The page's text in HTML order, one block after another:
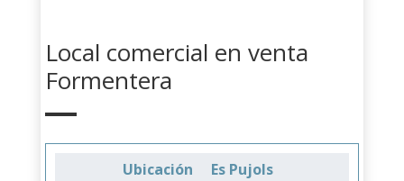
Local comercial en venta
Formentera
Ubicación
Es Pujols